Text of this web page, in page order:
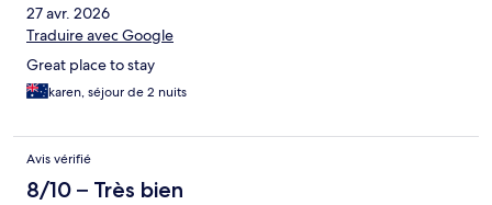
27 avr. 2026
Traduire avec Google
Great place to stay
karen, séjour de 2 nuits
Avis vérifié
8/10 – Très bien